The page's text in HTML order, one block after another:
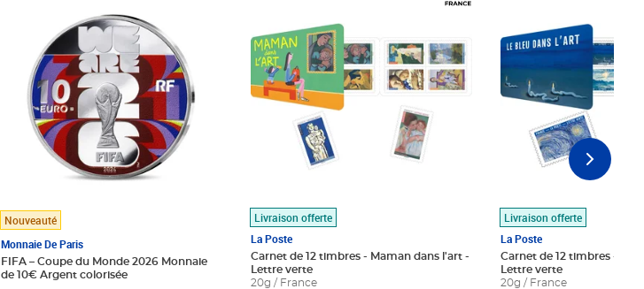
Nouveauté
Monnaie De Paris
FIFA – Coupe du Monde 2026 Monnaie
de 10€ Argent colorisée
Livraison offerte
La Poste
Carnet de 12 timbres - Maman dans l'art -
Lettre verte
20g / France
Livraison offerte
La Poste
Carnet de 12 timbres - Le
Lettre verte
20g / France